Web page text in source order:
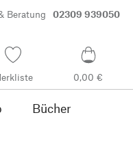
Beratung 02309 939050
0,00 €
Bücher